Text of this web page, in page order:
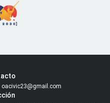
oacivic23@gmail.com